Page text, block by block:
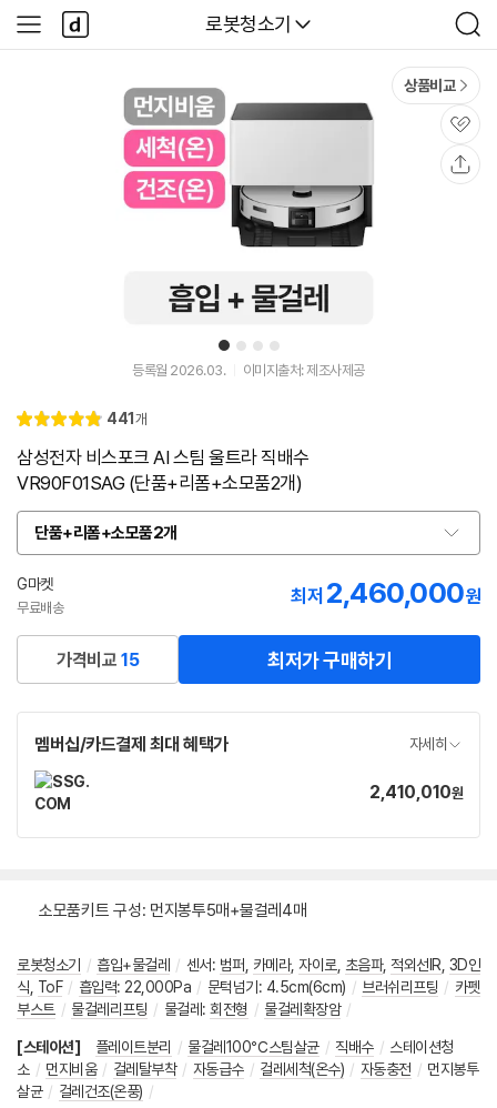
다나와
로봇청소기
검
색
사
이
다
나
와
1 2 3 4
상품비교
관
심
등록월 2026.03. 이미지출처: 제조사제공
별
4.
리
441 개
삼성전자 비스포크 AI 스팀 울트라 직배수
VR90F01SAG (단품+리폼+소모품2개)
단품+리폼+소모품2개
옵
션
선
택
G마켓
무료배송
최저 2,460,000원
가격비교 15 최저가 구매하기
멤버십/카드결제 최대 혜택가 자세히
가
2,410,010원
소모품키트 구성: 먼지봉투5매+물걸레4매
로봇청소기 / 흡입+물걸레 / 센서: 범퍼 카메라, 자이로 초음파, 적외선IR 3D인
식 ToF / 흡입력: 22,000Pa / 문턱넘기 : 4.5cm(6cm) / 브러쉬리프팅 / 카펫
부스트 / 물걸레리프팅 / 물걸레 : 회전형 / 물걸레확장암 /
[스테이션] 플레이트분리 / 물걸레100℃스팀살균 / 직배수 / 스테이션청
소 / 먼지비움 / 걸레탈부착 / 자동급수 / 걸레세척(온수) / 자동충전 / 먼지봉투
살균 / 걸레건조(온풍) /